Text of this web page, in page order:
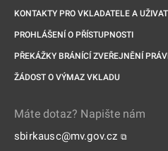
KONTAKTY PRO VKLADATELE A
PROHLÁŠENÍ O PŘÍSTUPNOSTI
PŘEKÁŽKY BRÁNÍCÍ ZVEŘEJNĚNÍ
ŽÁDOST O VÝMAZ VKLADU
Máte dotaz? Napište nám
sbirkausc@mv.gov.cz ⧉